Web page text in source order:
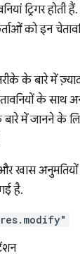
ट्रिगर
को इन
के बारे में
के साथ
में जानने के
खास
है.